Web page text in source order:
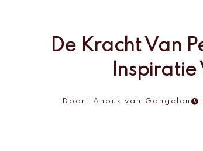
De Kracht Van
Inspiratie
Door: Anouk van Gangelen